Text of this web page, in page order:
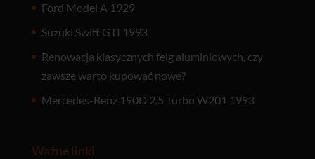
Ford Model A 1929
Suzuki Swift GTI 1993
Renowacja klasycznych felg aluminiowych, czy
zawsze warto kupować nowe?
Mercedes-Benz 190D 2.5 Turbo W201 1993
Ważne linki